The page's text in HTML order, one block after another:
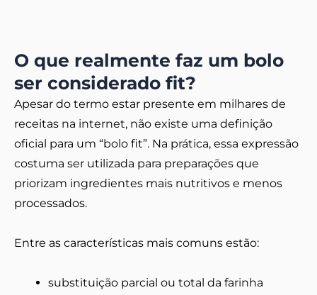
O que realmente faz um bolo
ser considerado fit?
Apesar do termo estar presente em milhares de
receitas na internet, não existe uma definição
oficial para um “bolo fit”. Na prática, essa expressão
costuma ser utilizada para preparações que
priorizam ingredientes mais nutritivos e menos
processados.
Entre as características mais comuns estão:
substituição parcial ou total da farinha